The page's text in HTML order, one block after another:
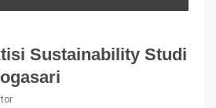
Sustainability Studi